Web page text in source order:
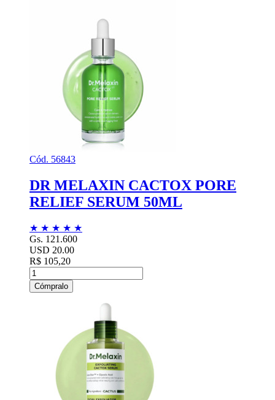
Cód. 56843
DR MELAXIN CACTOX PORE
RELIEF SERUM 50ML
★ ★ ★ ★ ★
Gs. 121.600
USD 20.00
R$ 105,20
Cómpralo